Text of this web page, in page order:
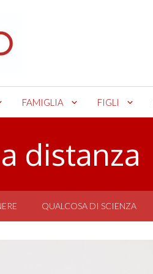
FAMIGLIA FIGLI
distanza
QUALCOSA DI SCIENZA